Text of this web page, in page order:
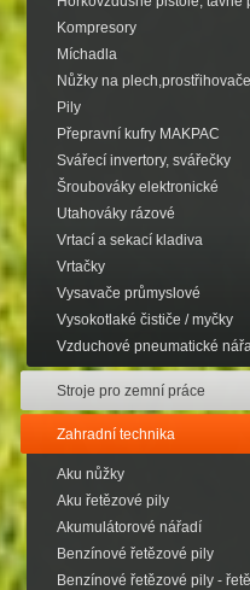
Kompresory
Míchadla
Nůžky na plech,prostřihovače
Pily
Přepravní kufry MAKPAC
Svářecí invertory, svářečky
Šroubováky elektronické
Utahováky rázové
Vrtací a sekací kladiva
Vrtačky
Vysavače průmyslové
Vysokotlaké čističe / myčky
Vzduchové pneumatické
Stroje pro zemní práce
Zahradní technika
Aku nůžky
Aku řetězové pily
Akumulátorové nářadí
Benzínové řetězové pily
Benzínové řetězové pily -